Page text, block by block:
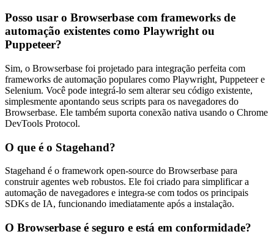
Posso usar o Browserbase com frameworks de
automação existentes como Playwright ou
Puppeteer?
Sim, o Browserbase foi projetado para integração perfeita com
frameworks de automação populares como Playwright, Puppeteer e
Selenium. Você pode integrá-lo sem alterar seu código existente,
simplesmente apontando seus scripts para os navegadores do
Browserbase. Ele também suporta conexão nativa usando o Chrome
DevTools Protocol.
O que é o Stagehand?
Stagehand é o framework open-source do Browserbase para
construir agentes web robustos. Ele foi criado para simplificar a
automação de navegadores e integra-se com todos os principais
SDKs de IA, funcionando imediatamente após a instalação.
O Browserbase é seguro e está em conformidade?